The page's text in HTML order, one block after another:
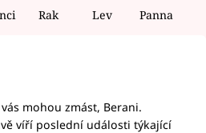
Rak Lev Panna
mohou zmást, Berani.
víří poslední události týkající